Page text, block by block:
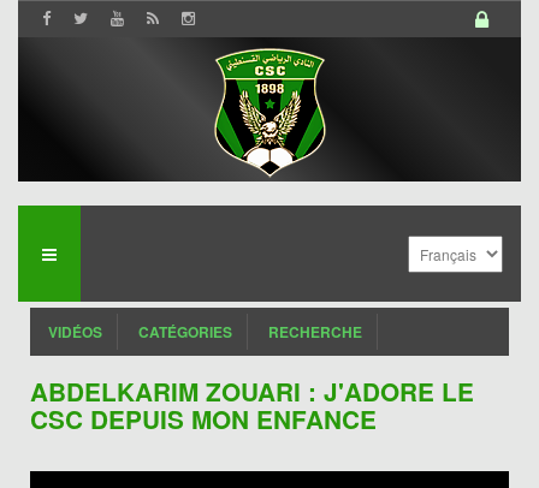
VIDÉOS CATÉGORIES RECHERCHE
ABDELKARIM ZOUARI : J'ADORE LE
CSC DEPUIS MON ENFANCE